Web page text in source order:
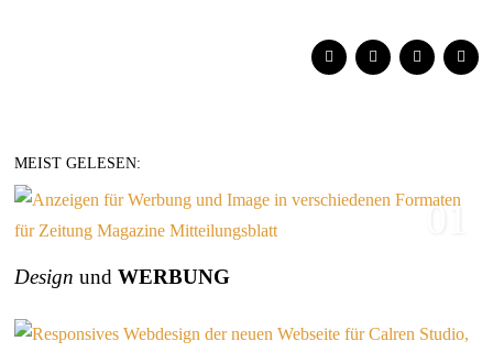
MEIST GELESEN:
01
Design undWERBUNG